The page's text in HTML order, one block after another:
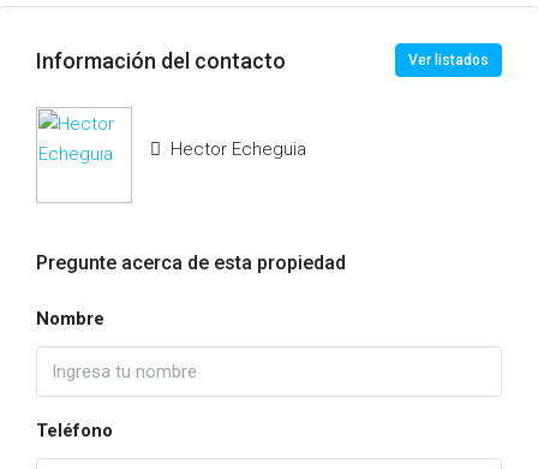
Información del contacto Ver listados
Hector Echeguia
Pregunte acerca de esta propiedad
Nombre
Teléfono